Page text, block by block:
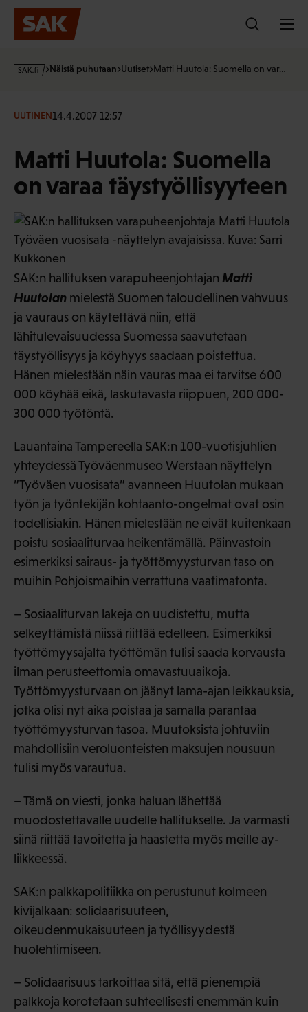
Hyppää
sisältöön
s
·
Näistä puhutaan Uutiset Matti Huutola: Suomella on var…
UUTINEN14.4.2007 12:57
Matti Huutola: Suomella
on varaa täystyöllisyyteen
SAK:n hallituksen varapuheenjohtajan Matti
Huutolan mielestä Suomen taloudellinen vahvuus
ja vauraus on käytettävä niin, että
lähitulevaisuudessa Suomessa saavutetaan
täystyöllisyys ja köyhyys saadaan poistettua.
Hänen mielestään näin vauras maa ei tarvitse 600
000 köyhää eikä, laskutavasta riippuen, 200 000-
300 000 työtöntä.
Lauantaina Tampereella SAK:n 100-vuotisjuhlien
yhteydessä Työväenmuseo Werstaan näyttelyn
”Työväen vuosisata” avanneen Huutolan mukaan
työn ja työntekijän kohtaanto-ongelmat ovat osin
todellisiakin. Hänen mielestään ne eivät kuitenkaan
poistu sosiaaliturvaa heikentämällä. Päinvastoin
esimerkiksi sairaus- ja työttömyysturvan taso on
muihin Pohjoismaihin verrattuna vaatimatonta.
– Sosiaaliturvan lakeja on uudistettu, mutta
selkeyttämistä niissä riittää edelleen. Esimerkiksi
työttömyysajalta työttömän tulisi saada korvausta
ilman perusteettomia omavastuuaikoja.
Työttömyysturvaan on jäänyt lama-ajan leikkauksia,
jotka olisi nyt aika poistaa ja samalla parantaa
työttömyysturvan tasoa. Muutoksista johtuviin
mahdollisiin veroluonteisten maksujen nousuun
tulisi myös varautua.
– Tämä on viesti, jonka haluan lähettää
muodostettavalle uudelle hallitukselle. Ja varmasti
siinä riittää tavoitetta ja haastetta myös meille ay-
liikkeessä.
SAK:n palkkapolitiikka on perustunut kolmeen
kivijalkaan: solidaarisuuteen,
oikeudenmukaisuuteen ja työllisyydestä
huolehtimiseen.
– Solidaarisuus tarkoittaa sitä, että pienempiä
palkkoja korotetaan suhteellisesti enemmän kuin